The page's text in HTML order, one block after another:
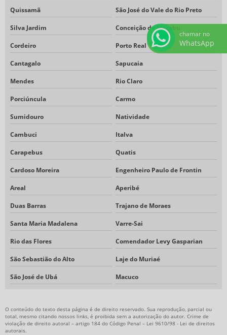
Quissamã São José do Vale do Rio Preto
Silva Jardim Conceição de Macabu
Cordeiro Porto Real
Cantagalo Sapucaia
Mendes Rio Claro
Porciúncula Carmo
Sumidouro Natividade
Cambuci Italva
Carapebus Quatis
Cardoso Moreira Engenheiro Paulo de Frontin
Areal Aperibé
Duas Barras Trajano de Moraes
Santa Maria Madalena Varre-Sai
Rio das Flores Comendador Levy Gasparian
São Sebastião do Alto Laje do Muriaé
São José de Ubá Macuco
O conteúdo do texto desta página é de direito reservado. Sua reprodução, parcial ou
total, mesmo citando nossos links, é proibida sem a autorização do autor. Crime de
violação de direito autoral – artigo 184 do Código Penal – Lei 9610/98 - Lei de direitos
autorais.
chamar no
WhatsApp